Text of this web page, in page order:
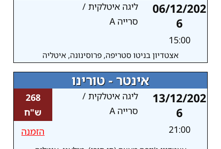
06/12/202
6
15:00
ליגה איטלקית /
סרייה A
אצטדיון בניטו סטריפה, פרוסינונה, איטליה
אינטר - טורינו
13/12/202
6
21:00
ליגה איטלקית /
סרייה A
268
ש"ח
הזמנה